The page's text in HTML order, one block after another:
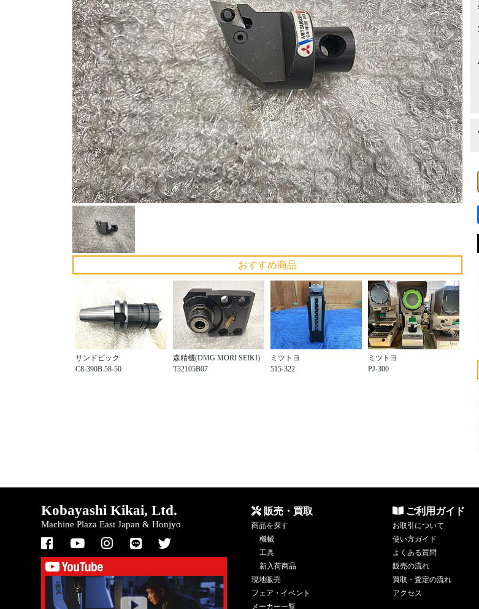
Previous Next
おすすめ商品
サンドビック
C8-390B.58-50
森精機(DMG MORI SEIKI)
T32105B07
ミツトヨ
515-322
ミツトヨ
PJ-300
Kobayashi Kikai, Ltd.
Machine Plaza East Japan & Honjyo
販売・買取
商品を探す
機械
工具
新入荷商品
現地販売
フェア・イベント
メーカー一覧
ご利用ガイド
お取引について
使い方ガイド
よくある質問
販売の流れ
買取・査定の流れ
アクセス